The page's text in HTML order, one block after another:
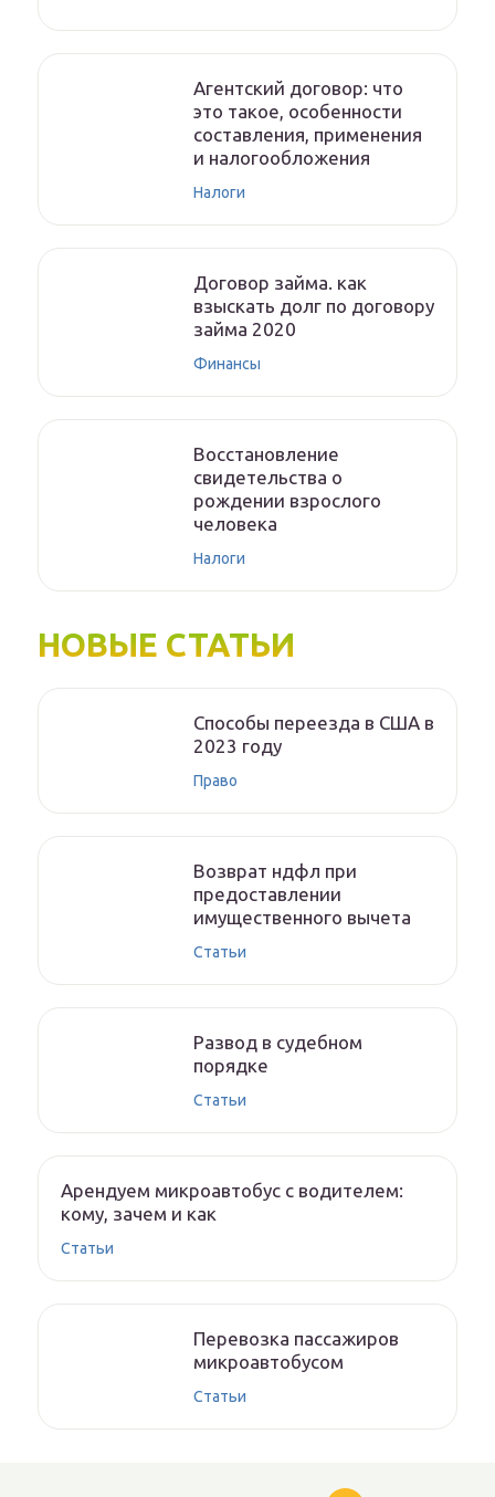
Агентский договор: что
это такое, особенности
составления, применения
и налогообложения
Налоги
Договор займа. как
взыскать долг по договору
займа 2020
Финансы
Восстановление
свидетельства о
рождении взрослого
человека
Налоги
НОВЫЕ СТАТЬИ
Способы переезда в США в
2023 году
Право
Возврат ндфл при
предоставлении
имущественного вычета
Статьи
Развод в судебном
порядке
Статьи
Арендуем микроавтобус с водителем:
кому, зачем и как
Статьи
Перевозка пассажиров
микроавтобусом
Статьи